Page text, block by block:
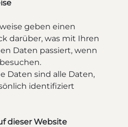
geben einen
darüber, was mit Ihren
Daten passiert, wenn
Daten sind alle Daten,
identifiziert
dieser Website